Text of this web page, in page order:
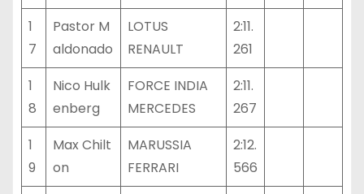
1
7
Pastor M
aldonado
LOTUS
RENAULT
2:11.
261
1
8
Nico Hulk
enberg
FORCE INDIA
MERCEDES
2:11.
267
1
9
Max Chilt
on
MARUSSIA
FERRARI
2:12.
566